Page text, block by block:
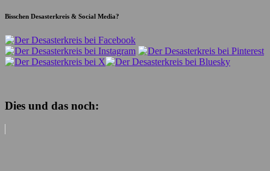
Bisschen Desasterkreis & Social Media?
Dies und das noch: